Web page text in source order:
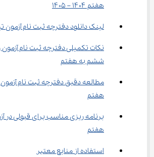
هفتم ۱۴۰۴ – ۱۴۰۵
لینک دانلود دفترچه ثبت نام
نکات تکمیلی دفترچه ثبت نام
ششم به هفتم
مطالعه دقیق دفترچه ثبت نام
هفتم
برنامه ریزی مناسب برای قبولی
هفتم
استفاده از منابع معتبر